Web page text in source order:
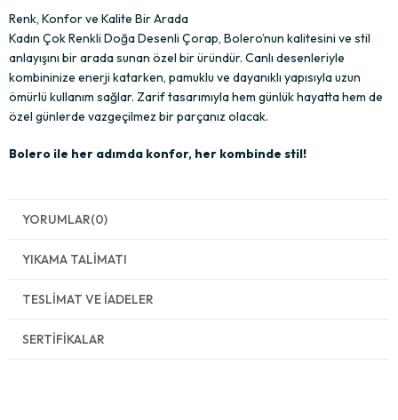
Renk, Konfor ve Kalite Bir Arada
Kadın Çok Renkli Doğa Desenli Çorap, Bolero’nun kalitesini ve stil
anlayışını bir arada sunan özel bir üründür. Canlı desenleriyle
kombininize enerji katarken, pamuklu ve dayanıklı yapısıyla uzun
ömürlü kullanım sağlar. Zarif tasarımıyla hem günlük hayatta hem de
özel günlerde vazgeçilmez bir parçanız olacak.
Bolero ile her adımda konfor, her kombinde stil!
YORUMLAR(0)
YIKAMA TALIMATI
TESLIMAT VE İADELER
SERTIFIKALAR